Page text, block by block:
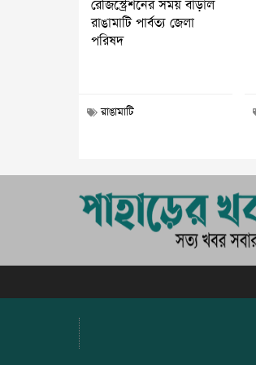
রেজিস্ট্রেশনের সময় বাড়াল
রাঙামাটি পার্বত্য জেলা
পরিষদ
রাঙামাটি